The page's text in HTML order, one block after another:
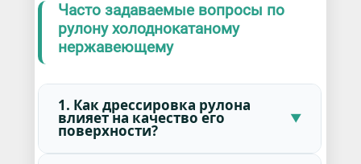
Часто задаваемые вопросы по
рулону холоднокатаному
нержавеющему
1. Как дрессировка рулона
влияет на качество его
поверхности?